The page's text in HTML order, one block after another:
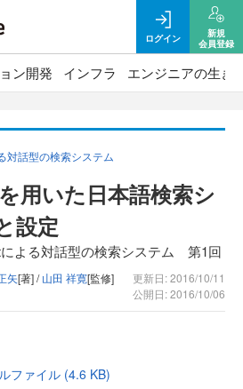
ログイン
新規
会員登録
ン開発 インフラ エンジニアの生き
対話型の検索システム
用いた日本語検索シ
設定
よる対話型の検索システム 第1回
矢[著] /山田 祥寛[監修]
更新日: 2016/10/11
公開日: 2016/10/06
ファイル (4.6 KB)